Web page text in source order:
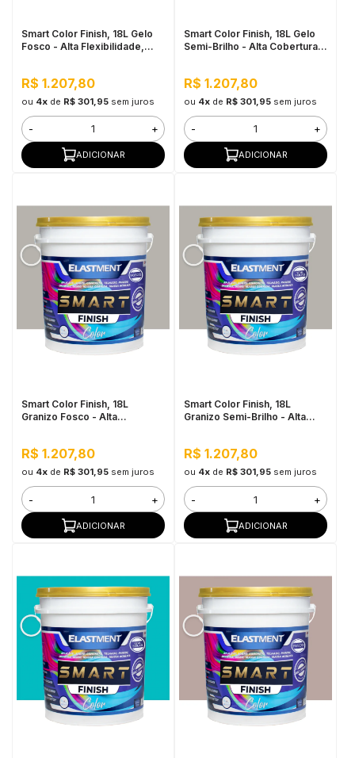
Smart Color Finish, 18L Gelo
Fosco - Alta Flexibilidade,
R$ 1.207,80
ou 4xde R$ 301,95 sem juros
- +
ADICIONAR
Smart Color Finish, 18L Gelo
Semi-Brilho - Alta Cobertura e
R$ 1.207,80
ou 4xde R$ 301,95 sem juros
- +
ADICIONAR
Smart Color Finish, 18L
Granizo Fosco - Alta
R$ 1.207,80
ou 4xde R$ 301,95 sem juros
- +
ADICIONAR
Smart Color Finish, 18L
Granizo Semi-Brilho - Alta
R$ 1.207,80
ou 4xde R$ 301,95 sem juros
- +
ADICIONAR